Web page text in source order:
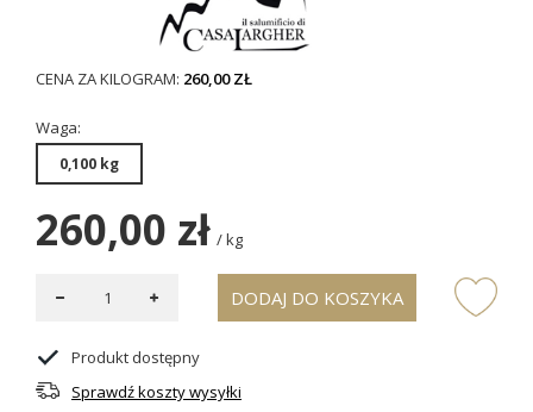
CENA ZA KILOGRAM: 260,00 ZŁ
Waga
0,100 kg
260,00 zł /kg
DODAJ DO KOSZYKA
Produkt dostępny
Sprawdź koszty wysyłki